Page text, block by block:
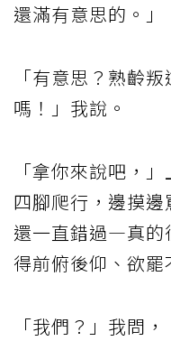
還滿有意思的。」
「有意思？熟齡
嗎！」我說。
「拿你來說吧，
四腳爬行，邊摸
還一直錯過—真的
得前俯後仰、欲罷
「我們？」我問，